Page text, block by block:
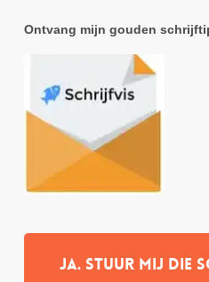
Ontvang mijn gouden
Ja. stuur mij die